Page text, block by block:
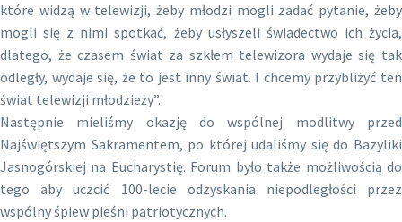
które widzą w telewizji, żeby młodzi mogli zadać pytanie, żeby
mogli się z nimi spotkać, żeby usłyszeli świadectwo ich życia,
dlatego, że czasem świat za szkłem telewizora wydaje się tak
odległy, wydaje się, że to jest inny świat. I chcemy przybliżyć ten
świat telewizji młodzieży”.
Następnie mieliśmy okazję do wspólnej modlitwy przed
Najświętszym Sakramentem, po której udaliśmy się do Bazyliki
Jasnogórskiej na Eucharystię. Forum było także możliwością do
tego aby uczcić 100-lecie odzyskania niepodległości przez
wspólny śpiew pieśni patriotycznych.